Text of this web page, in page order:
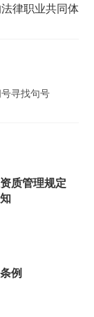
律职业共同体
寻找句号
质管理规定
例